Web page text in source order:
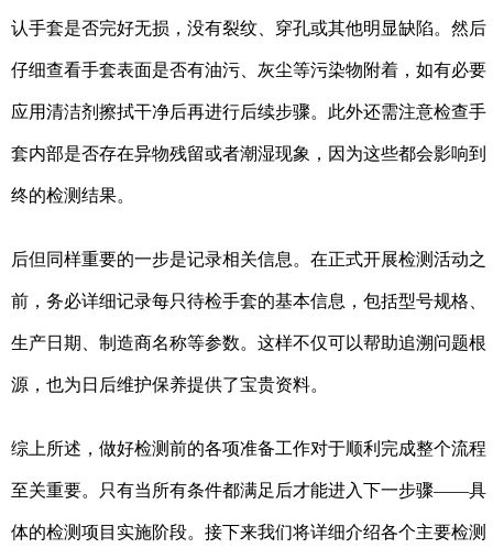
认手套是否完好无损，没有裂纹、穿孔或其他明显缺陷。然后
仔细查看手套表面是否有油污、灰尘等污染物附着，如有必要
应用清洁剂擦拭干净后再进行后续步骤。此外还需注意检查手
套内部是否存在异物残留或者潮湿现象，因为这些都会影响到
终的检测结果。
后但同样重要的一步是记录相关信息。在正式开展检测活动之
前，务必详细记录每只待检手套的基本信息，包括型号规格、
生产日期、制造商名称等参数。这样不仅可以帮助追溯问题根
源，也为日后维护保养提供了宝贵资料。
综上所述，做好检测前的各项准备工作对于顺利完成整个流程
至关重要。只有当所有条件都满足后才能进入下一步骤——具
体的检测项目实施阶段。接下来我们将详细介绍各个主要检测